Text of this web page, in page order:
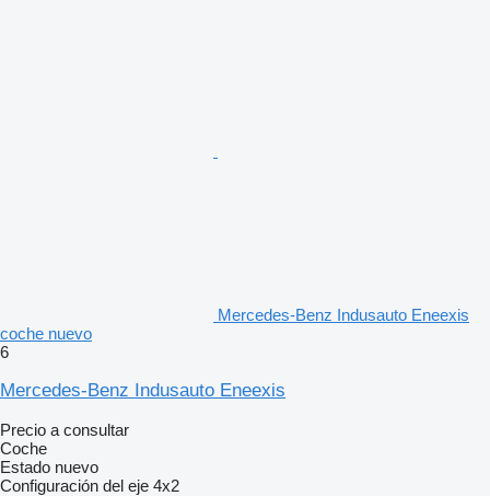
Mercedes-Benz Indusauto Eneexis
coche nuevo
6
Mercedes-Benz Indusauto Eneexis
Precio a consultar
Coche
Estado nuevo
Configuración del eje 4x2